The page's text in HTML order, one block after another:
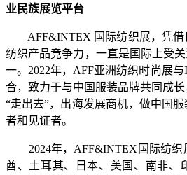
业民族展览平台
AFF&INTEX 国际纺织展，凭借
纺织产品竞争力，一直是国际上受
一。2022年，AFF亚洲纺织时尚展
合，致力于与中国服装品牌共同成
“走出去”，出海发展商机，做中国
者和见证者。
2024年，AFF&INTEX国际纺织
酋、土耳其、日本、美国、南非、